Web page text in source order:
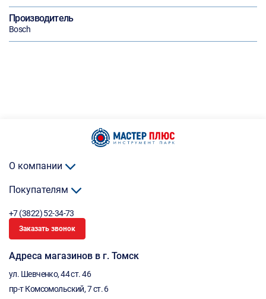
Производитель
Bosch
О компании
Покупателям
+7 (3822) 52-34-73
Заказать звонок
Адреса магазинов в г. Томск
ул. Шевченко, 44 ст. 46
пр-т Комсомольский, 7 ст. 6